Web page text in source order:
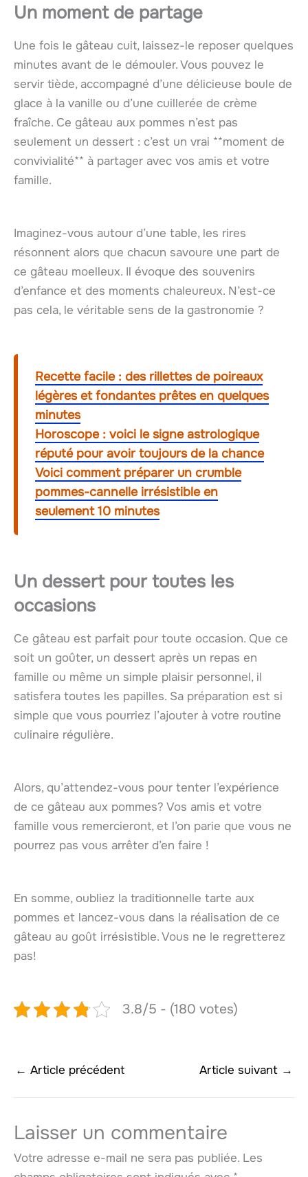
Un moment de partage
Une fois le gâteau cuit, laissez-le reposer quelques
minutes avant de le démouler. Vous pouvez le
servir tiède, accompagné d’une délicieuse boule de
glace à la vanille ou d’une cuillerée de crème
fraîche. Ce gâteau aux pommes n’est pas
seulement un dessert : c’est un vrai **moment de
convivialité** à partager avec vos amis et votre
famille.
Imaginez-vous autour d’une table, les rires
résonnent alors que chacun savoure une part de
ce gâteau moelleux. Il évoque des souvenirs
d’enfance et des moments chaleureux. N’est-ce
pas cela, le véritable sens de la gastronomie ?
Recette facile : des rillettes de poireaux
légères et fondantes prêtes en quelques
minutes
Horoscope : voici le signe astrologique
réputé pour avoir toujours de la chance
Voici comment préparer un crumble
pommes-cannelle irrésistible en
seulement 10 minutes
Un dessert pour toutes les
occasions
Ce gâteau est parfait pour toute occasion. Que ce
soit un goûter, un dessert après un repas en
famille ou même un simple plaisir personnel, il
satisfera toutes les papilles. Sa préparation est si
simple que vous pourriez l’ajouter à votre routine
culinaire régulière.
Alors, qu’attendez-vous pour tenter l’expérience
de ce gâteau aux pommes? Vos amis et votre
famille vous remercieront, et l’on parie que vous ne
pourrez pas vous arrêter d’en faire !
En somme, oubliez la traditionnelle tarte aux
pommes et lancez-vous dans la réalisation de ce
gâteau au goût irrésistible. Vous ne le regretterez
pas!
3.8/5 - (180 votes)
← Article précédent Article suivant →
Laisser un commentaire
Votre adresse e-mail ne sera pas publiée. Les